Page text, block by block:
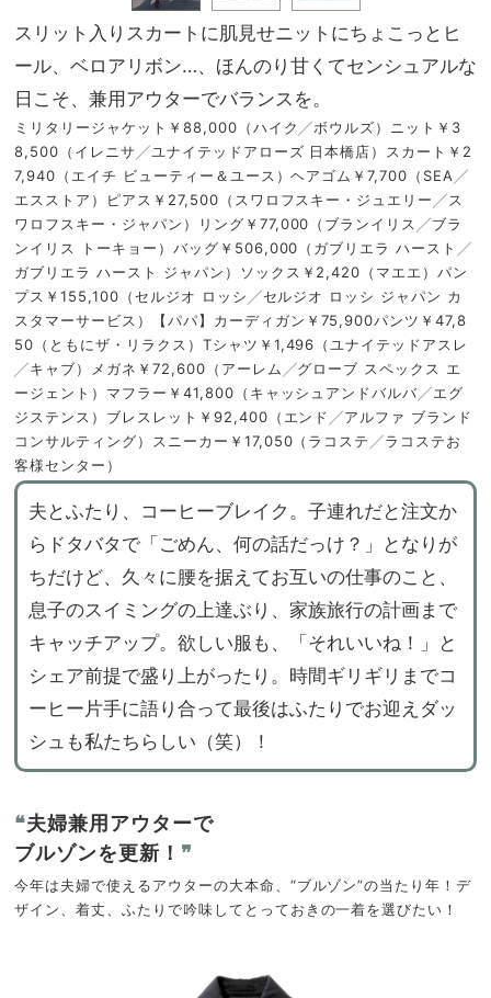
スリット入りスカートに肌見せニットにちょこっとヒ
ール、ベロアリボン…、ほんのり甘くてセンシュアルな
日こそ、兼用アウターでバランスを。
ミリタリージャケット￥88,000（ハイク╱ボウルズ）ニット￥3
8,500（イレニサ╱ユナイテッドアローズ 日本橋店）スカート￥2
7,940（エイチ ビューティー＆ユース）ヘアゴム￥7,700（SEA╱
エスストア）ピアス￥27,500（スワロフスキー・ジュエリー╱ス
ワロフスキー・ジャパン）リング￥77,000（ブランイリス╱ブラ
ンイリス トーキョー）バッグ￥506,000（ガブリエラ ハースト╱
ガブリエラ ハースト ジャパン）ソックス￥2,420（マエエ）パン
プス￥155,100（セルジオ ロッシ╱セルジオ ロッシ ジャパン カ
スタマーサービス）【パパ】カーディガン￥75,900パンツ￥47,8
50（ともにザ・リラクス）Tシャツ￥1,496（ユナイテッドアスレ
╱キャブ）メガネ￥72,600（アーレム╱グローブ スペックス エ
ージェント）マフラー￥41,800（キャッシュアンドバルバ╱エグ
ジステンス）ブレスレット￥92,400（エンド╱アルファ ブランド
コンサルティング）スニーカー￥17,050（ラコステ╱ラコステお
客様センター）
夫とふたり、コーヒーブレイク。子連れだと注文か
らドタバタで「ごめん、何の話だっけ？」となりが
ちだけど、久々に腰を据えてお互いの仕事のこと、
息子のスイミングの上達ぶり、家族旅行の計画まで
キャッチアップ。欲しい服も、「それいいね！」と
シェア前提で盛り上がったり。時間ギリギリまでコ
ーヒー片手に語り合って最後はふたりでお迎えダッ
シュも私たちらしい（笑）！
❝夫婦兼用アウターで
ブルゾンを更新！ ❞
今年は夫婦で使えるアウターの大本命、“ブルゾン”の当たり年！デ
ザイン、着丈、ふたりで吟味してとっておきの一着を選びたい！